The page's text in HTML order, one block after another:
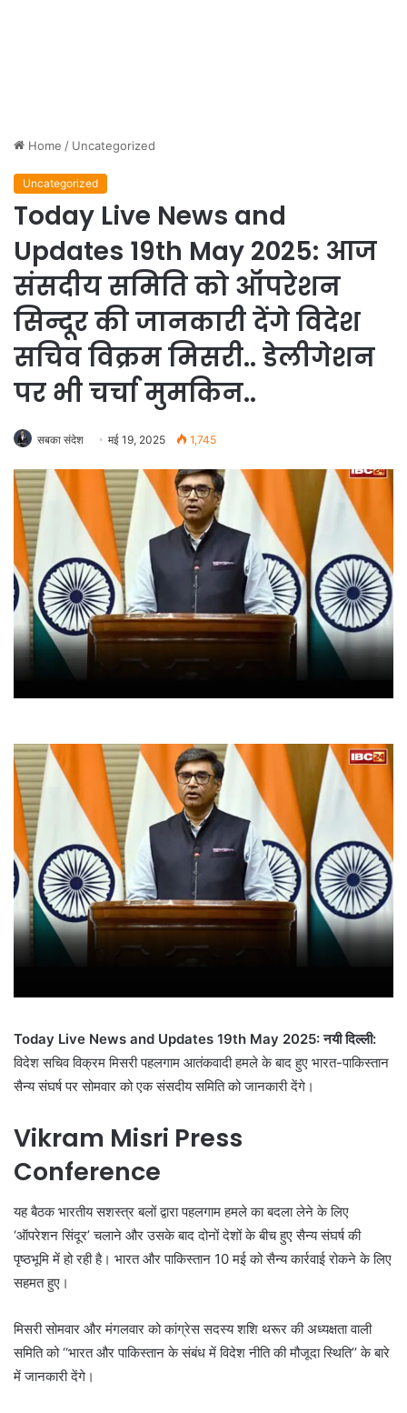
Home / Uncategorized
Uncategorized
Today Live News and
Updates 19th May 2025: आज
संसदीय समिति को ऑपरेशन
सिन्दूर की जानकारी देंगे विदेश
सचिव विक्रम मिसरी.. डेलीगेशन
पर भी चर्चा मुमकिन..
सबका संदेश मई 19, 2025 1,745
Today Live News and Updates 19th May 2025: नयी दिल्ली:
विदेश सचिव विक्रम मिसरी पहलगाम आतंकवादी हमले के बाद हुए भारत-पाकिस्तान
सैन्य संघर्ष पर सोमवार को एक संसदीय समिति को जानकारी देंगे।
Vikram Misri Press
Conference
यह बैठक भारतीय सशस्त्र बलों द्वारा पहलगाम हमले का बदला लेने के लिए
‘ऑपरेशन सिंदूर’ चलाने और उसके बाद दोनों देशों के बीच हुए सैन्य संघर्ष की
पृष्ठभूमि में हो रही है। भारत और पाकिस्तान 10 मई को सैन्य कार्रवाई रोकने के लिए
सहमत हुए।
मिसरी सोमवार और मंगलवार को कांग्रेस सदस्य शशि थरूर की अध्यक्षता वाली
समिति को ‘‘भारत और पाकिस्तान के संबंध में विदेश नीति की मौजूदा स्थिति’’ के बारे
में जानकारी देंगे।